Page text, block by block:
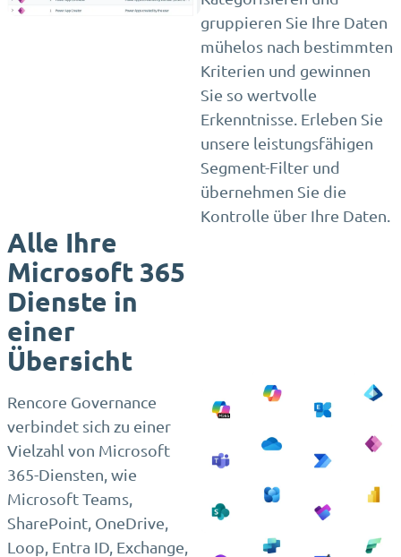
gruppieren Sie Ihre Daten
mühelos nach bestimmten
Kriterien und gewinnen
Sie so wertvolle
Erkenntnisse. Erleben Sie
unsere leistungsfähigen
Segment-Filter und
übernehmen Sie die
Kontrolle über Ihre Daten.
Alle Ihre
Microsoft 365
Dienste in
einer
Übersicht
Rencore Governance
verbindet sich zu einer
Vielzahl von Microsoft
365-Diensten, wie
Microsoft Teams,
SharePoint, OneDrive,
Loop, Entra ID, Exchange,